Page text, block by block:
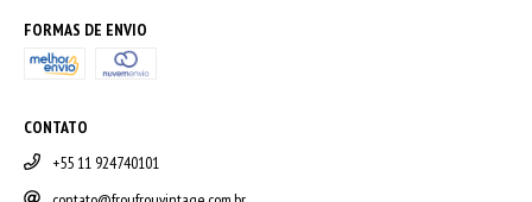
FORMAS DE ENVIO
CONTATO
+55 11 924740101